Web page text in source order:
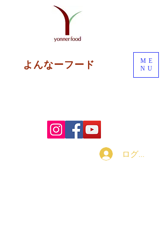
よんなーフード
ログイン
ME
NU